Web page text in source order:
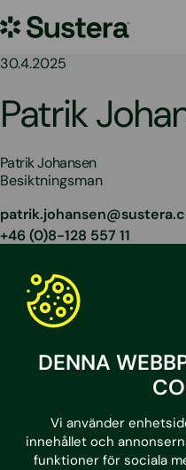
DENNA
Vi använder
innehållet och
funktioner för sociala
till
Sustera
Sweden
30.4.2025
Patrik
Patrik Johansen
Besiktningsman
+46 (0)8-128 557 11
Sustera
Sweden
Kontakta oss
LinkedInFacebook
Instagram
Youtube